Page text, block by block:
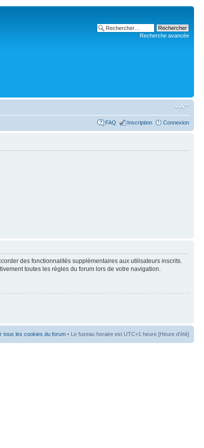
Recherche avancée
FAQ Inscription Connexion
des fonctionnalités supplémentaires aux utilisateurs inscrits.
toutes les règles du forum lors de votre navigation.
tous les cookies du forum • Le fuseau horaire est UTC+1 heure [Heure d’été]